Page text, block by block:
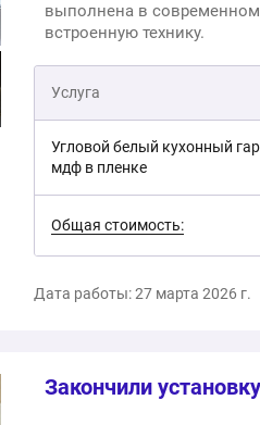
выполнена в
встроенную технику.
Услуга
Угловой белый кухонный
мдф в пленке
Общая стоимость:
Дата работы: 27 марта 2026 г.
Закончили